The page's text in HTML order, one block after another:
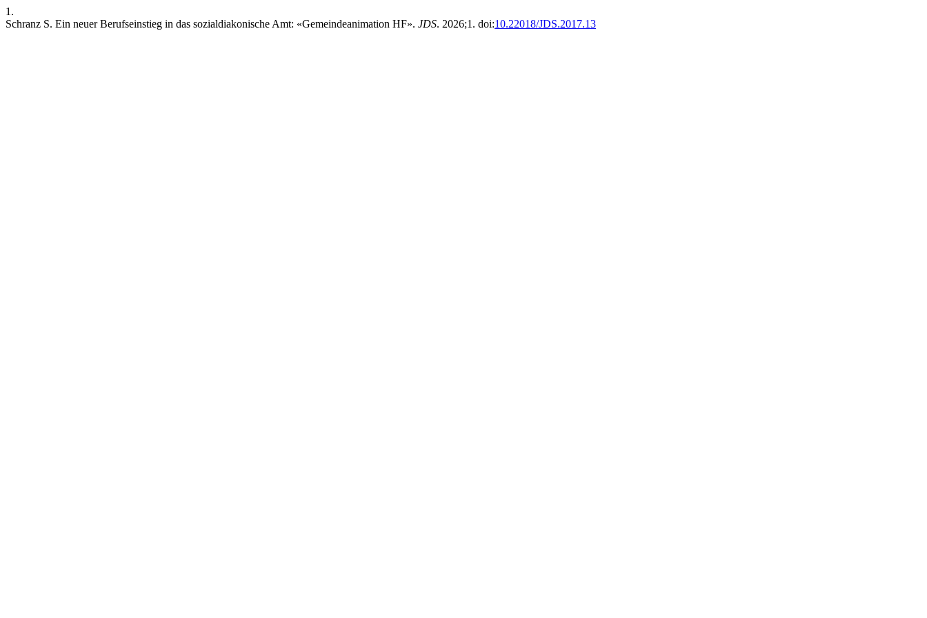
1.
Schranz S. Ein neuer Berufseinstieg in das sozialdiakonische Amt: «Gemeindeanimation HF». JDS. 2026;1. doi:10.22018/JDS.2017.13